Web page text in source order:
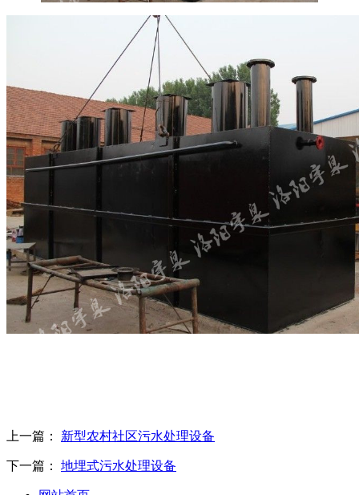
上一篇： 新型农村社区污水处理设备
下一篇： 地埋式污水处理设备